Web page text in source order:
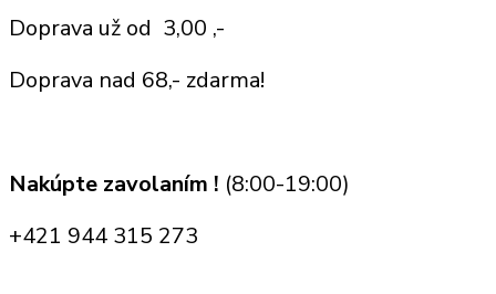
Doprava už od 3,00 ,-
Doprava nad 68,- zdarma!
Nakúpte zavolaním ! (8:00-19:00)
+421 944 315 273